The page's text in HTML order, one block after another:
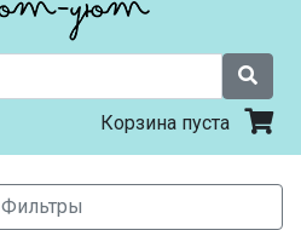
Корзина пуста
Фильтры